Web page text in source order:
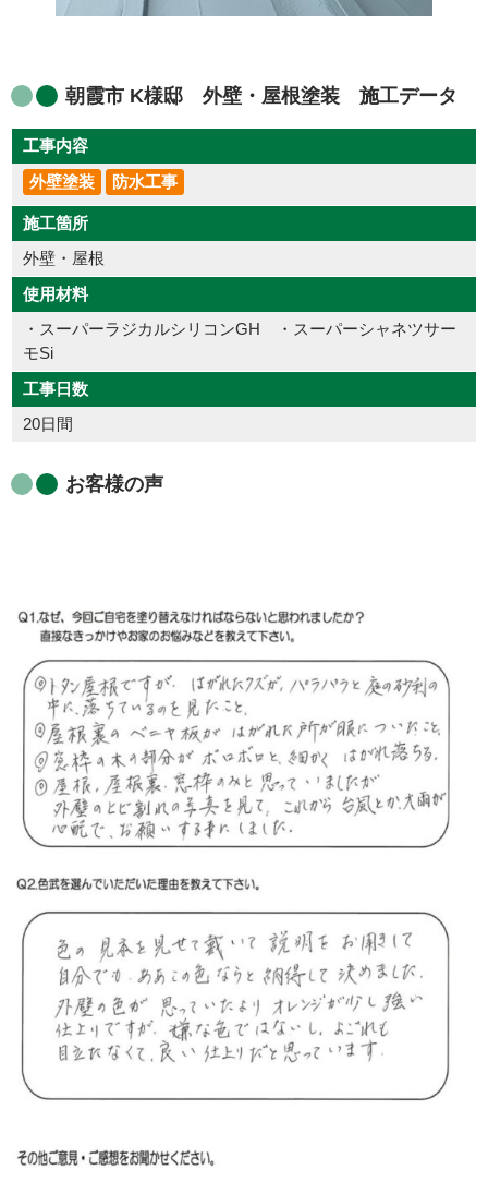
朝霞市 K様邸 外壁・屋根塗装 施工データ
工事内容
外壁塗装
防水工事
施工箇所
外壁・屋根
使用材料
・スーパーラジカルシリコンGH ・スーパーシャネツサー
モSi
工事日数
20日間
お客様の声